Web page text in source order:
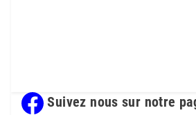
Suivez nous sur notre